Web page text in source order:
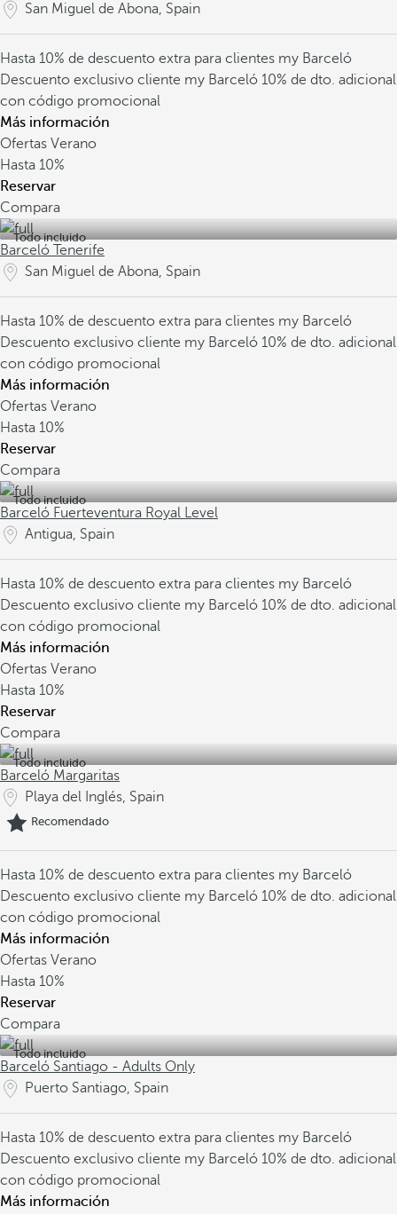
San Miguel de Abona, Spain
Hasta 10% de descuento extra para clientes my Barceló
Descuento exclusivo cliente my Barceló 10% de dto. adicional
con código promocional
Más información
Ofertas Verano
Hasta 10%
Reservar
Compara
Todo incluido
Barceló Tenerife
San Miguel de Abona, Spain
Hasta 10% de descuento extra para clientes my Barceló
Descuento exclusivo cliente my Barceló 10% de dto. adicional
con código promocional
Más información
Ofertas Verano
Hasta 10%
Reservar
Compara
Todo incluido
Barceló Fuerteventura Royal Level
Antigua, Spain
Hasta 10% de descuento extra para clientes my Barceló
Descuento exclusivo cliente my Barceló 10% de dto. adicional
con código promocional
Más información
Ofertas Verano
Hasta 10%
Reservar
Compara
Todo incluido
Barceló Margaritas
Playa del Inglés, Spain
Recomendado
Hasta 10% de descuento extra para clientes my Barceló
Descuento exclusivo cliente my Barceló 10% de dto. adicional
con código promocional
Más información
Ofertas Verano
Hasta 10%
Reservar
Compara
Todo incluido
Barceló Santiago - Adults Only
Puerto Santiago, Spain
Hasta 10% de descuento extra para clientes my Barceló
Descuento exclusivo cliente my Barceló 10% de dto. adicional
con código promocional
Más información